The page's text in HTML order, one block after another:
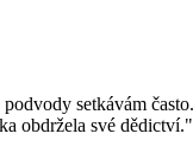
setkávám
obdržela své dědictví."